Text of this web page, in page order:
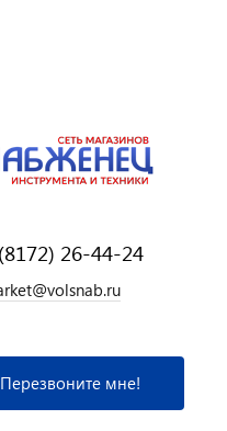
26-44-24
Перезвоните мне!